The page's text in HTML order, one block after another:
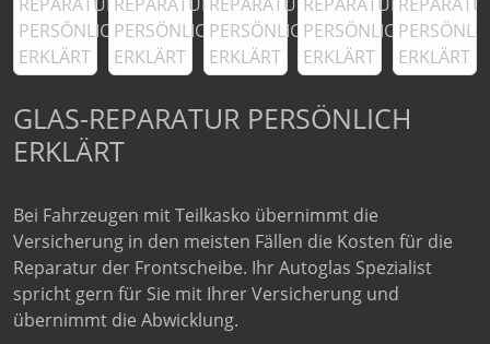
GLAS-REPARATUR PERSÖNLICH
ERKLÄRT
Bei Fahrzeugen mit Teilkasko übernimmt die
Versicherung in den meisten Fällen die Kosten für die
Reparatur der Frontscheibe. Ihr Autoglas Spezialist
spricht gern für Sie mit Ihrer Versicherung und
übernimmt die Abwicklung.